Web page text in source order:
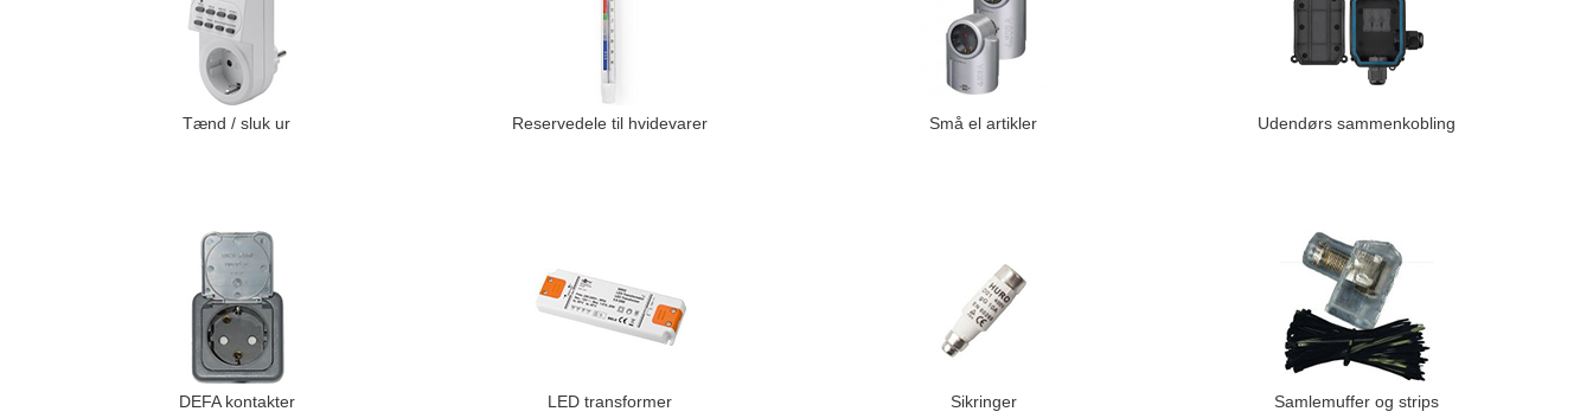
Tænd / sluk ur Reservedele til hvidevarer Små el artikler Udendørs sammenkobling
DEFA kontakter LED transformer Sikringer Samlemuffer og strips